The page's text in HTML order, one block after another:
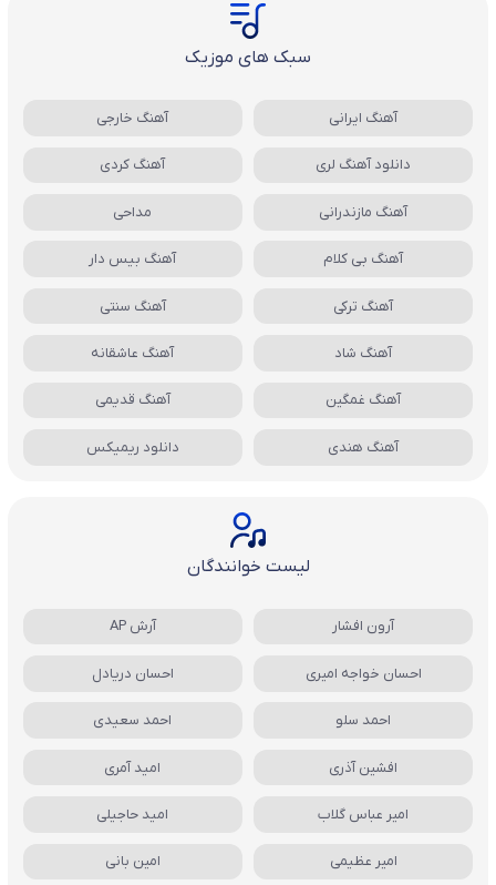
سبک های موزیک
آهنگ ایرانی آهنگ خارجی
دانلود آهنگ لری آهنگ کردی
آهنگ مازندرانی مداحی
آهنگ بی کلام آهنگ بیس دار
آهنگ ترکی آهنگ سنتی
آهنگ شاد آهنگ عاشقانه
آهنگ غمگین آهنگ قدیمی
آهنگ هندی دانلود ریمیکس
لیست خوانندگان
آرون افشار آرش AP
احسان خواجه امیری احسان دریادل
احمد سلو احمد سعیدی
افشین آذری امید آمری
امیر عباس گلاب امید حاجیلی
امیر عظیمی امین بانی